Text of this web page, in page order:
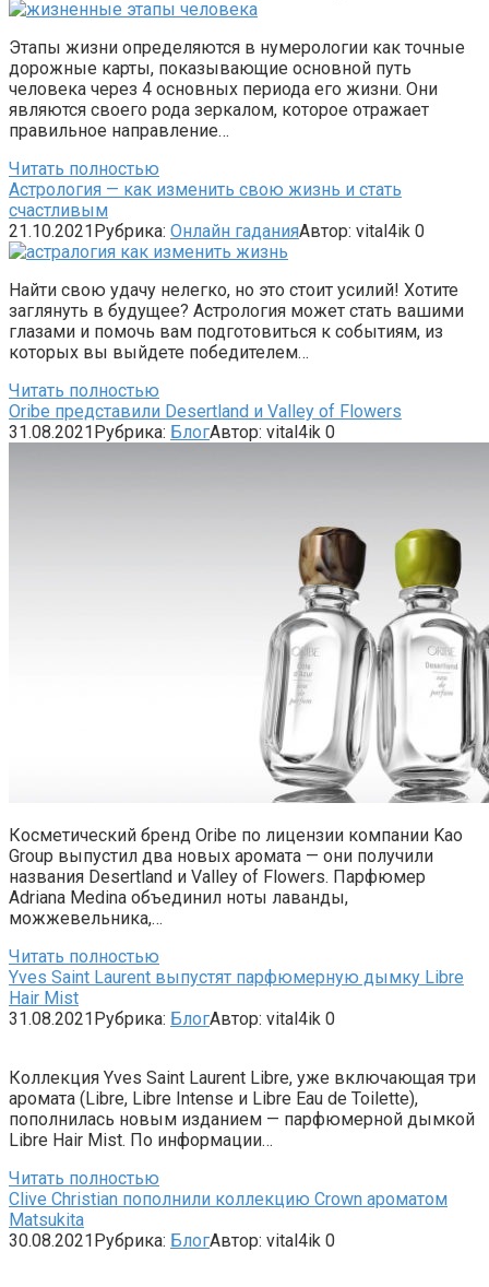
Этапы жизни определяются в нумерологии как точные
дорожные карты, показывающие основной путь
человека через 4 основных периода его жизни. Они
являются своего рода зеркалом, которое отражает
правильное направление…
Читать полностью
Астрология — как изменить свою жизнь и стать
счастливым
21.10.2021Рубрика: Онлайн гаданияАвтор: vital4ik 0
Найти свою удачу нелегко, но это стоит усилий! Хотите
заглянуть в будущее? Астрология может стать вашими
глазами и помочь вам подготовиться к событиям, из
которых вы выйдете победителем…
Читать полностью
Oribe представили Desertland и Valley of Flowers
31.08.2021Рубрика: БлогАвтор: vital4ik 0
Косметический бренд Oribe по лицензии компании Kao
Group выпустил два новых аромата — они получили
названия Desertland и Valley of Flowers. Парфюмер
Adriana Medina объединил ноты лаванды,
можжевельника,…
Читать полностью
Yves Saint Laurent выпустят парфюмерную дымку Libre
Hair Mist
31.08.2021Рубрика: БлогАвтор: vital4ik 0
Коллекция Yves Saint Laurent Libre, уже включающая три
аромата (Libre, Libre Intense и Libre Eau de Toilette),
пополнилась новым изданием — парфюмерной дымкой
Libre Hair Mist. По информации…
Читать полностью
Clive Christian пополнили коллекцию Crown ароматом
Matsukita
30.08.2021Рубрика: БлогАвтор: vital4ik 0